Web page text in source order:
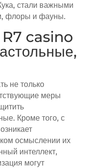
стали важными
флоры и фауны.
R7 casino
не только
меры
Кроме того, с
осмыслении их
интеллект,
могут